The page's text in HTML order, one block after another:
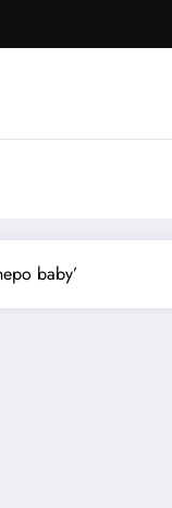
baby’